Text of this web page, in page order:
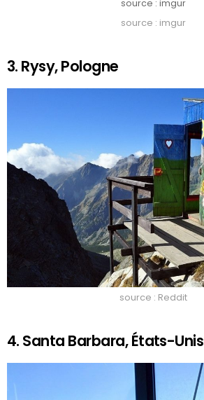
source : imgur
source : imgur
3. Rysy, Pologne
source : Reddit
4. Santa Barbara, États-Unis